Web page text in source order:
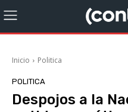
Inicio Politica
POLITICA
Despojos a la